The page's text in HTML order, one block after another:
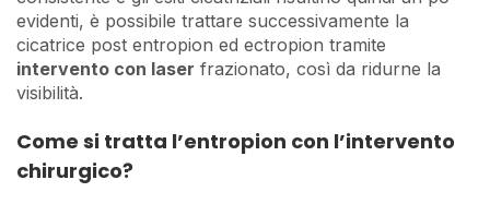
evidenti, è possibile trattare successivamente la
cicatrice post entropion ed ectropion tramite
intervento con laser frazionato, così da ridurne la
visibilità.
Come si tratta l’entropion con l’intervento
chirurgico?